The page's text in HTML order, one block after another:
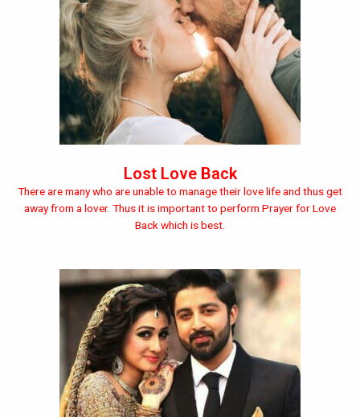
Lost Love Back
There are many who are unable to manage their love life and thus get
away from a lover. Thus it is important to perform Prayer for Love
Back which is best.